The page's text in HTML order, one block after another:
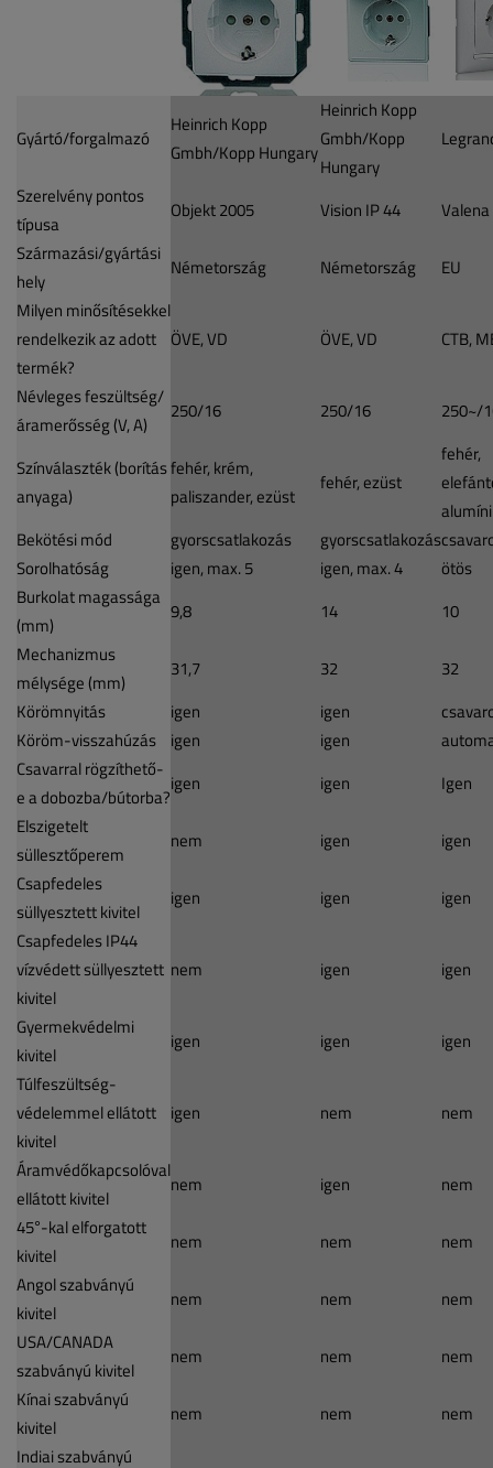
Gyártó/forgalmazó
Heinrich Kopp
Gmbh/Kopp Hungary
Heinrich Kopp
Gmbh/Kopp
Hungary
Szerelvény pontos
típusa
Objekt 2005 Vision IP 44
Valena
Származási/gyártási
hely
Németország Németország
EU
Milyen minősítésekkel
rendelkezik az adott
termék?
ÖVE, VD ÖVE, VD CTB,
Névleges feszültség/
áramerősség (V, A)
250/16 250/16 250~/
Színválaszték (borítás
anyaga)
fehér, krém,
paliszander, ezüst
fehér, ezüst
fehér,
Bekötési mód
gyorscsatlakozás gyorscsatlakozás
Sorolhatóság
igen, max. 5 igen, max. 4
ötös
Burkolat magassága
(mm)
9,8 14
10
Mechanizmus
mélysége (mm)
31,7 32
32
Körömnyitás
igen igen
Köröm-visszahúzás
igen igen
Csavarral rögzíthető-
e a dobozba/bútorba?
igen igen
Igen
Elszigetelt
süllesztőperem
nem igen
igen
Csapfedeles
süllyesztett kivitel
igen igen
igen
Csapfedeles IP44
vízvédett süllyesztett
kivitel
nem igen igen
Gyermekvédelmi
kivitel
igen igen
igen
Túlfeszültség-
védelemmel ellátott
kivitel
igen nem nem
Áramvédőkapcsolóval
ellátott kivitel
nem igen
nem
45°-kal elforgatott
kivitel
nem nem
nem
Angol szabványú
kivitel
nem nem
nem
USA/CANADA
szabványú kivitel
nem nem
nem
Kínai szabványú
kivitel
nem nem
nem
Indiai szabványú